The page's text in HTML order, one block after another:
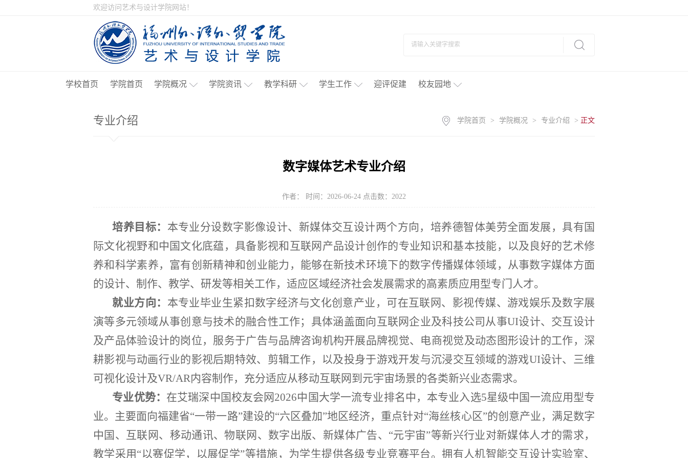
欢迎访问艺术与设计学院网站！
学校首页 学院首页 学院概况 学院资讯 教学科研 学生工作 迎评促建 校友园地
专业介绍 学院首页 > 学院概况 > 专业介绍 > 正文
数字媒体艺术专业介绍
作者： 时间：2026-06-24 点击数： 2022
培养目标： 本专业分设数字影像设计、新媒体交互设计两个方向，培养德智体美劳全面发展，具有国
际文化视野和中国文化底蕴，具备影视和互联网产品设计创作的专业知识和基本技能，以及良好的艺术修
养和科学素养，富有创新精神和创业能力，能够在新技术环境下的数字传播媒体领域，从事数字媒体方面
的设计、制作、教学、研发等相关工作，适应区域经济社会发展需求的高素质应用型专门人才。
就业方向： 本专业毕业生紧扣数字经济与文化创意产业，可在互联网、影视传媒、游戏娱乐及数字展
演等多元领域从事创意与技术的融合性工作；具体涵盖面向互联网企业及科技公司从事UI设计、交互设计
及产品体验设计的岗位，服务于广告与品牌咨询机构开展品牌视觉、电商视觉及动态图形设计的工作，深
耕影视与动画行业的影视后期特效、剪辑工作，以及投身于游戏开发与沉浸交互领域的游戏UI设计、三维
可视化设计及VR/AR内容制作，充分适应从移动互联网到元宇宙场景的各类新兴业态需求。
专业优势： 在艾瑞深中国校友会网2026中国大学一流专业排名中，本专业入选5星级中国一流应用型专
业。主要面向福建省“一带一路”建设的“六区叠加”地区经济，重点针对“海丝核心区”的创意产业，满足数字
中国、互联网、移动通讯、物联网、数字出版、新媒体广告、“元宇宙”等新兴行业对新媒体人才的需求，
教学采用“以赛促学，以展促学”等措施，为学生提供各级专业竞赛平台。拥有人机智能交互设计实验室、